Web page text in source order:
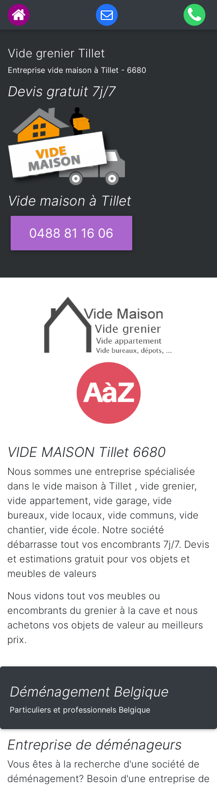
Vide grenier Tillet
Entreprise vide maison à Tillet - 6680
Devis gratuit 7j/7
Vide maison à Tillet
0488 81 16 06
VIDE MAISON Tillet 6680
Nous sommes une entreprise spécialisée
dans le vide maison à Tillet , vide grenier,
vide appartement, vide garage, vide
bureaux, vide locaux, vide communs, vide
chantier, vide école. Notre société
débarrasse tout vos encombrants 7j/7. Devis
et estimations gratuit pour vos objets et
meubles de valeurs
Nous vidons tout vos meubles ou
encombrants du grenier à la cave et nous
achetons vos objets de valeur au meilleurs
prix.
Déménagement Belgique
Particuliers et professionnels Belgique
Entreprise de déménageurs
Vous êtes à la recherche d'une société de
déménagement? Besoin d'une entreprise de